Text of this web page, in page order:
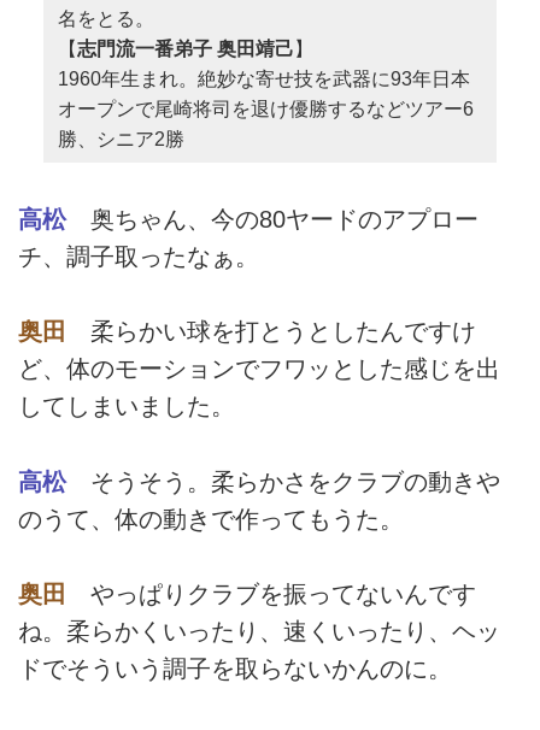
名をとる。
【志門流一番弟子 奥田靖己 】
1960年生まれ。絶妙な寄せ技を武器に93年日本
オープンで尾崎将司を退け優勝するなどツアー6
勝、シニア2勝
高松奥ちゃん、今の80ヤードのアプロー
チ、調子取ったなぁ。
奥田
柔らかい球を打とうとしたんですけ
ど、体のモーションでフワッとした感じを出
してしまいました。
高松そうそう。柔らかさをクラブの動きや
のうて、体の動きで作ってもうた。
奥田
やっぱりクラブを振ってないんです
ね。柔らかくいったり、速くいったり、ヘッ
ドでそういう調子を取らないかんのに。